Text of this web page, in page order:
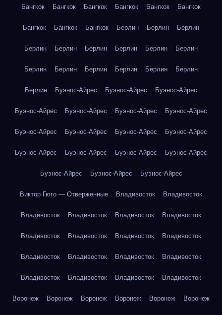
Бангкок Бангкок Бангкок Бангкок Бангкок Бангкок
Бангкок Бангкок Бангкок Берлин Берлин Берлин
Берлин Берлин Берлин Берлин Берлин Берлин
Берлин Берлин Берлин Берлин Берлин Берлин
Берлин Буэнос-Айрес Буэнос-Айрес Буэнос-Айрес
Буэнос-Айрес Буэнос-Айрес Буэнос-Айрес Буэнос-Айрес
Буэнос-Айрес Буэнос-Айрес Буэнос-Айрес Буэнос-Айрес
Буэнос-Айрес Буэнос-Айрес Буэнос-Айрес Буэнос-Айрес
Буэнос-Айрес Буэнос-Айрес Буэнос-Айрес
Виктор Гюго — Отверженные Владивосток Владивосток
Владивосток Владивосток Владивосток Владивосток
Владивосток Владивосток Владивосток Владивосток
Владивосток Владивосток Владивосток Владивосток
Владивосток Владивосток Владивосток Владивосток
Воронеж Воронеж Воронеж Воронеж Воронеж Воронеж